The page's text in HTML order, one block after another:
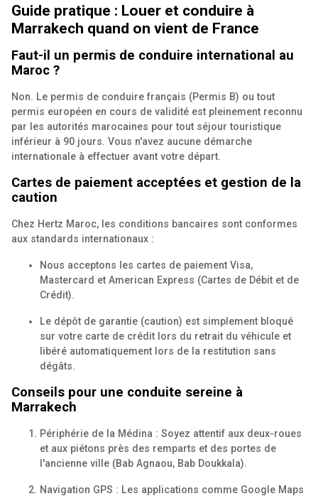
Guide pratique : Louer et conduire à
Marrakech quand on vient de France
Faut-il un permis de conduire international au
Maroc ?
Non. Le permis de conduire français (Permis B) ou tout
permis européen en cours de validité est pleinement reconnu
par les autorités marocaines pour tout séjour touristique
inférieur à 90 jours. Vous n'avez aucune démarche
internationale à effectuer avant votre départ.
Cartes de paiement acceptées et gestion de la
caution
Chez Hertz Maroc, les conditions bancaires sont conformes
aux standards internationaux :
Nous acceptons les cartes de paiement Visa,
Mastercard et American Express (Cartes de Débit et de
Crédit).
Le dépôt de garantie (caution) est simplement bloqué
sur votre carte de crédit lors du retrait du véhicule et
libéré automatiquement lors de la restitution sans
dégâts.
Conseils pour une conduite sereine à
Marrakech
Périphérie de la Médina : Soyez attentif aux deux-roues
et aux piétons près des remparts et des portes de
l'ancienne ville (Bab Agnaou, Bab Doukkala).
Navigation GPS : Les applications comme Google Maps